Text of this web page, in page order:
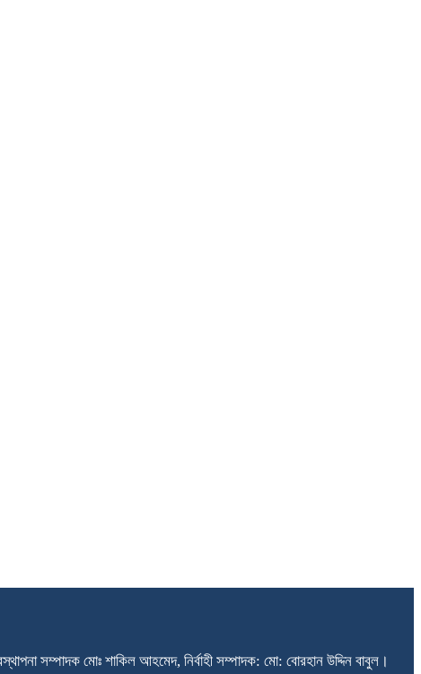
সম্পাদক মোঃ শাকিল আহমেদ, নির্বাহী সম্পাদক: মো: বোরহান উদ্দিন বাবুল।